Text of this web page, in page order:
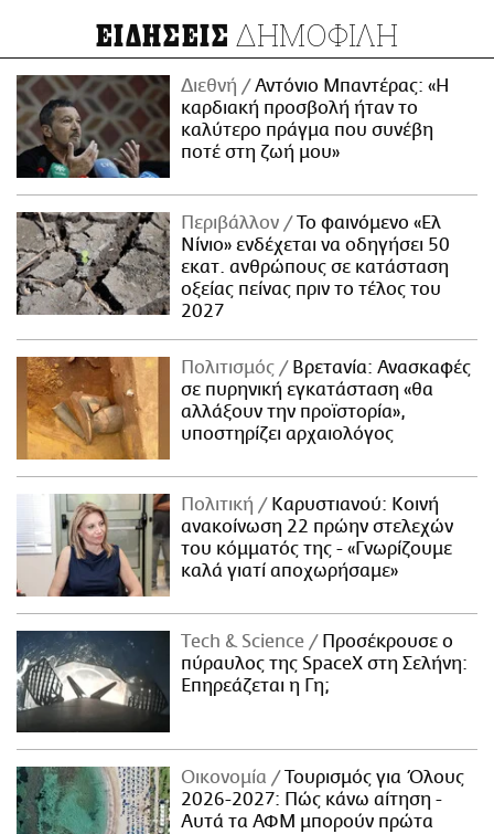
ΕΙΔΗΣΕΙΣ ΔΗΜΟΦΙΛΗ
Διεθνή
Αντόνιο Μπαντέρας: «Η
καρδιακή προσβολή ήταν το
καλύτερο πράγμα που συνέβη
ποτέ στη ζωή μου»
Περιβάλλον
Το φαινόμενο «Ελ
Νίνιο» ενδέχεται να οδηγήσει 50
εκατ. ανθρώπους σε κατάσταση
οξείας πείνας πριν το τέλος του
2027
Πολιτισμός
Βρετανία: Ανασκαφές
σε πυρηνική εγκατάσταση «θα
αλλάξουν την προϊστορία»,
υποστηρίζει αρχαιολόγος
Πολιτική
Καρυστιανού: Κοινή
ανακοίνωση 22 πρώην στελεχών
του κόμματός της - «Γνωρίζουμε
καλά γιατί αποχωρήσαμε»
Τech & Science
Προσέκρουσε ο
πύραυλος της SpaceX στη Σελήνη:
Επηρεάζεται η Γη;
Οικονομία
Τουρισμός για Όλους
2026-2027: Πώς κάνω αίτηση -
Αυτά τα ΑΦΜ μπορούν πρώτα